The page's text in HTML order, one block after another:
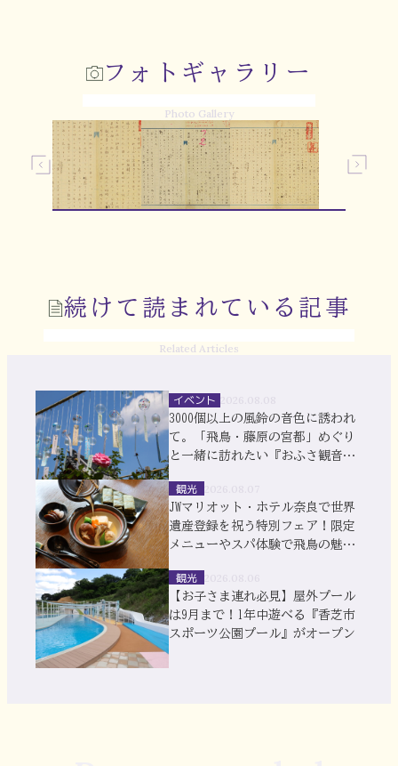
フォトギャラリー
Photo Gallery
続けて読まれている記事
Related Articles
イベント
3000個以上の風鈴の音色に誘われ
て。「飛鳥・藤原の宮都」めぐり
と一緒に訪れたい『おふさ観音』
観光
JWマリオット・ホテル奈良で世界
遺産登録を祝う特別フェア！限定
メニューやスパ体験で飛鳥の魅力
観光
【お子さま連れ必見】屋外プール
は9月まで！1年中遊べる『香芝市
スポーツ公園プール』がオープン